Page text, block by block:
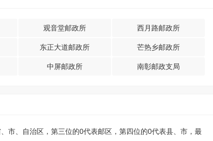
观音堂邮政所 西月路邮政所
东正大道邮政所 芒热乡邮政所
中屏邮政所 南彰邮政支局
市、自治区，第三位的0代表邮区，第四位的0代表县、市，最